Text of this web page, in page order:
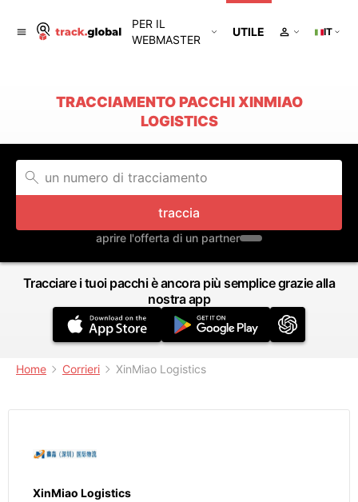
PER IL
WEBMASTER
UTILE IT
TRACCIAMENTO PACCHI XINMIAO
LOGISTICS
traccia
aprire l'offerta di un partner
Tracciare i tuoi pacchi è ancora più semplice grazie alla
nostra app
Home Corrieri XinMiao Logistics
XinMiao Logistics